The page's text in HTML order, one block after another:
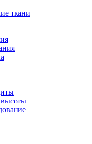
ткани
высоты